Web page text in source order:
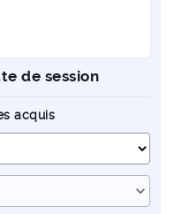
de session
acquis
expand_more